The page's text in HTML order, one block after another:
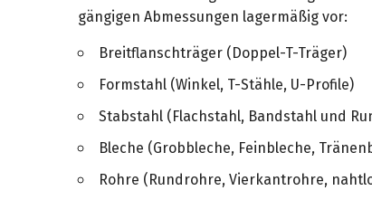
gängigen Abmessungen lagermäßig vor:
Breitflanschträger (Doppel-T-Träger)
Formstahl (Winkel, T-Stähle, U-Profile)
Stabstahl (Flachstahl, Bandstahl und
Bleche (Grobbleche, Feinbleche,
Rohre (Rundrohre, Vierkantrohre,